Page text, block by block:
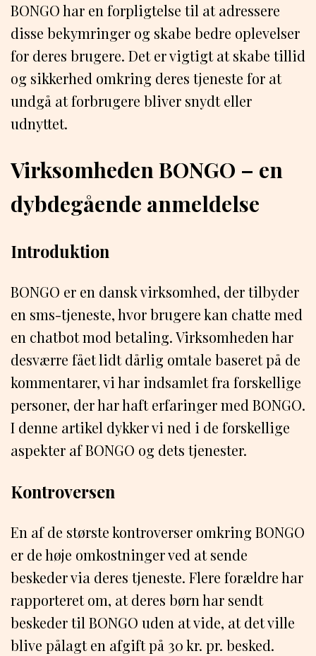
BONGO har en forpligtelse til at adressere
disse bekymringer og skabe bedre oplevelser
for deres brugere. Det er vigtigt at skabe tillid
og sikkerhed omkring deres tjeneste for at
undgå at forbrugere bliver snydt eller
udnyttet.
Virksomheden BONGO – en
dybdegående anmeldelse
Introduktion
BONGO er en dansk virksomhed, der tilbyder
en sms-tjeneste, hvor brugere kan chatte med
en chatbot mod betaling. Virksomheden har
desværre fået lidt dårlig omtale baseret på de
kommentarer, vi har indsamlet fra forskellige
personer, der har haft erfaringer med BONGO.
I denne artikel dykker vi ned i de forskellige
aspekter af BONGO og dets tjenester.
Kontroversen
En af de største kontroverser omkring BONGO
er de høje omkostninger ved at sende
beskeder via deres tjeneste. Flere forældre har
rapporteret om, at deres børn har sendt
beskeder til BONGO uden at vide, at det ville
blive pålagt en afgift på 30 kr. pr. besked.